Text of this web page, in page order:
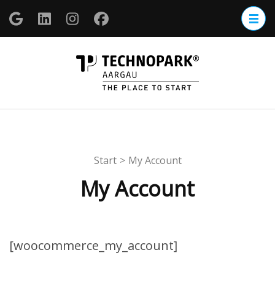
Zum
Inhalt
springen
Start > My Account
My Account
[woocommerce_my_account]